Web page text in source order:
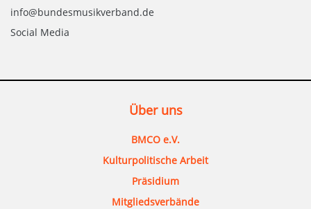
info@bundesmusikverband.de
Social Media
Über uns
BMCO e.V.
Kulturpolitische Arbeit
Präsidium
Mitgliedsverbände